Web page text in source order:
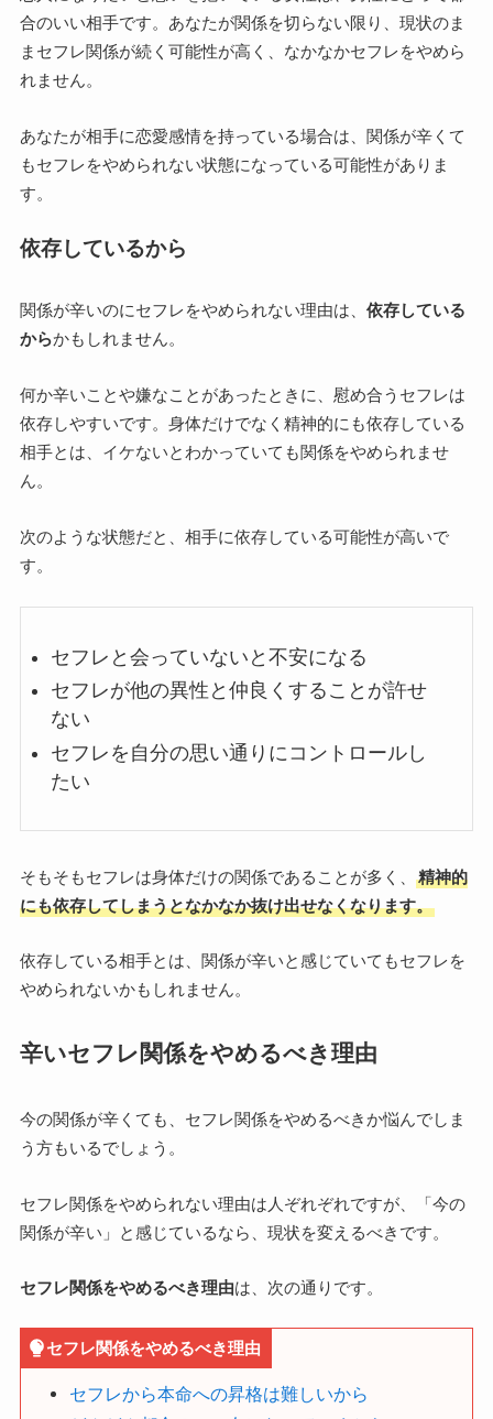
合のいい相手です。あなたが関係を切らない限り、現状のま
まセフレ関係が続く可能性が高く、なかなかセフレをやめら
れません。
あなたが相手に恋愛感情を持っている場合は、関係が辛くて
もセフレをやめられない状態になっている可能性がありま
す。
依存しているから
関係が辛いのにセフレをやめられない理由は、 依存している
からかもしれません。
何か辛いことや嫌なことがあったときに、慰め合うセフレは
依存しやすいです。身体だけでなく精神的にも依存している
相手とは、イケないとわかっていても関係をやめられませ
ん。
次のような状態だと、相手に依存している可能性が高いで
す。
セフレと会っていないと不安になる
セフレが他の異性と仲良くすることが許せ
ない
セフレを自分の思い通りにコントロールし
たい
そもそもセフレは身体だけの関係であることが多く、
精神的
にも依存してしまうとなかなか抜け出せなくなります。
依存している相手とは、関係が辛いと感じていてもセフレを
やめられないかもしれません。
辛いセフレ関係をやめるべき理由
今の関係が辛くても、セフレ関係をやめるべきか悩んでしま
う方もいるでしょう。
セフレ関係をやめられない理由は人ぞれぞれですが、「今の
関係が辛い」と感じているなら、現状を変えるべきです。
セフレ関係をやめるべき理由は、次の通りです。
セフレ関係をやめるべき理由
セフレから本命への昇格は難しいから